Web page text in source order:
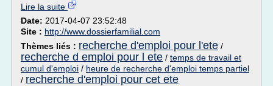
Lire la suite
Date: 2017-04-07 23:52:48
Site : http://www.dossierfamilial.com
Thèmes liés : recherche d'emploi pour l'ete /
recherche d emploi pour l ete / temps de travail et
cumul d'emploi / heure de recherche d'emploi temps partiel
/ recherche d'emploi pour cet ete